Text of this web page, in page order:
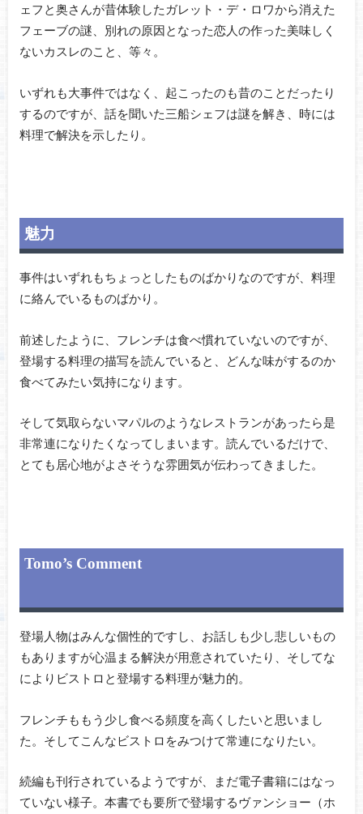
ェフと奥さんが昔体験したガレット・デ・ロワから消えた
フェーブの謎、別れの原因となった恋人の作った美味しく
ないカスレのこと、等々。
いずれも大事件ではなく、起こったのも昔のことだったり
するのですが、話を聞いた三船シェフは謎を解き、時には
料理で解決を示したり。
魅力
事件はいずれもちょっとしたものばかりなのですが、料理
に絡んでいるものばかり。
前述したように、フレンチは食べ慣れていないのですが、
登場する料理の描写を読んでいると、どんな味がするのか
食べてみたい気持になります。
そして気取らないマパルのようなレストランがあったら是
非常連になりたくなってしまいます。読んでいるだけで、
とても居心地がよさそうな雰囲気が伝わってきました。
Tomo’s Comment
登場人物はみんな個性的ですし、お話しも少し悲しいもの
もありますが心温まる解決が用意されていたり、そしてな
によりビストロと登場する料理が魅力的。
フレンチももう少し食べる頻度を高くしたいと思いまし
た。そしてこんなビストロをみつけて常連になりたい。
続編も刊行されているようですが、まだ電子書籍にはなっ
ていない様子。本書でも要所で登場するヴァンショー（ホ